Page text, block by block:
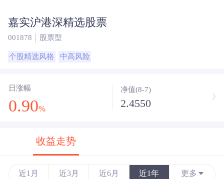
嘉实沪港深精选股票
001878 股票型
个股精选风格 中高风险
日涨幅
0.90%
净值(8-7)
2.4550
收益走势
近1月 近3月 近6月 近1年 更多